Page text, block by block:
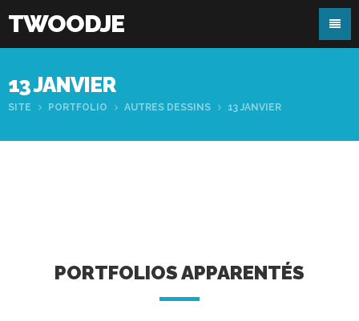
TWOODJE
13 JANVIER
SITE PORTFOLIO AUTRES DESSINS 13 JANVIER
PORTFOLIOS APPARENTÉS